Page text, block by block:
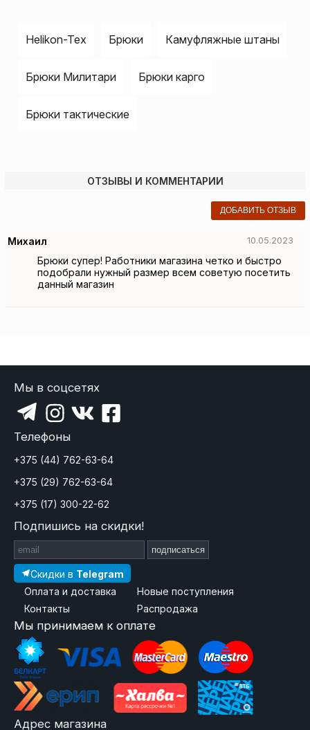
Helikon-Tex Брюки Камуфляжные штаны
Брюки Милитари Брюки карго
Брюки тактические
ОТЗЫВЫ И КОММЕНТАРИИ
ДОБАВИТЬ ОТЗЫВ
Михаил 10.05.2023
Брюки супер! Работники магазина четко и быстро
подобрали нужный размер всем советую посетить
данный магазин
Мы в соцсетях
Телефоны
+375 (44) 762-63-64
+375 (29) 762-63-64
+375 (17) 300-22-62
Подпишись на скидки!
подписаться
Скидки в Telegram
Оплата и доставка
Контакты
Новые поступления
Распродажа
Мы принимаем к оплате
Адрес магазина